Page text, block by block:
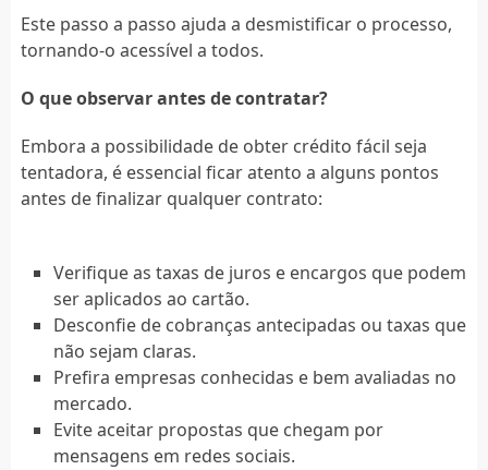
Este passo a passo ajuda a desmistificar o processo,
tornando-o acessível a todos.
O que observar antes de contratar?
Embora a possibilidade de obter crédito fácil seja
tentadora, é essencial ficar atento a alguns pontos
antes de finalizar qualquer contrato:
Verifique as taxas de juros e encargos que podem
ser aplicados ao cartão.
Desconfie de cobranças antecipadas ou taxas que
não sejam claras.
Prefira empresas conhecidas e bem avaliadas no
mercado.
Evite aceitar propostas que chegam por
mensagens em redes sociais.